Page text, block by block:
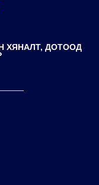
ХЯНАЛТ, ДОТООД